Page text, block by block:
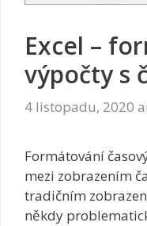
Excel –
výpočty s
4 listopadu, 2020
Formátování
mezi zobrazením
tradičním
někdy